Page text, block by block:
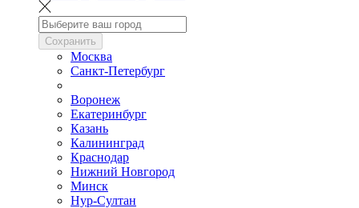
Сохранить
Москва
Санкт-Петербург
Воронеж
Екатеринбург
Казань
Калининград
Краснодар
Нижний Новгород
Минск
Нур-Султан